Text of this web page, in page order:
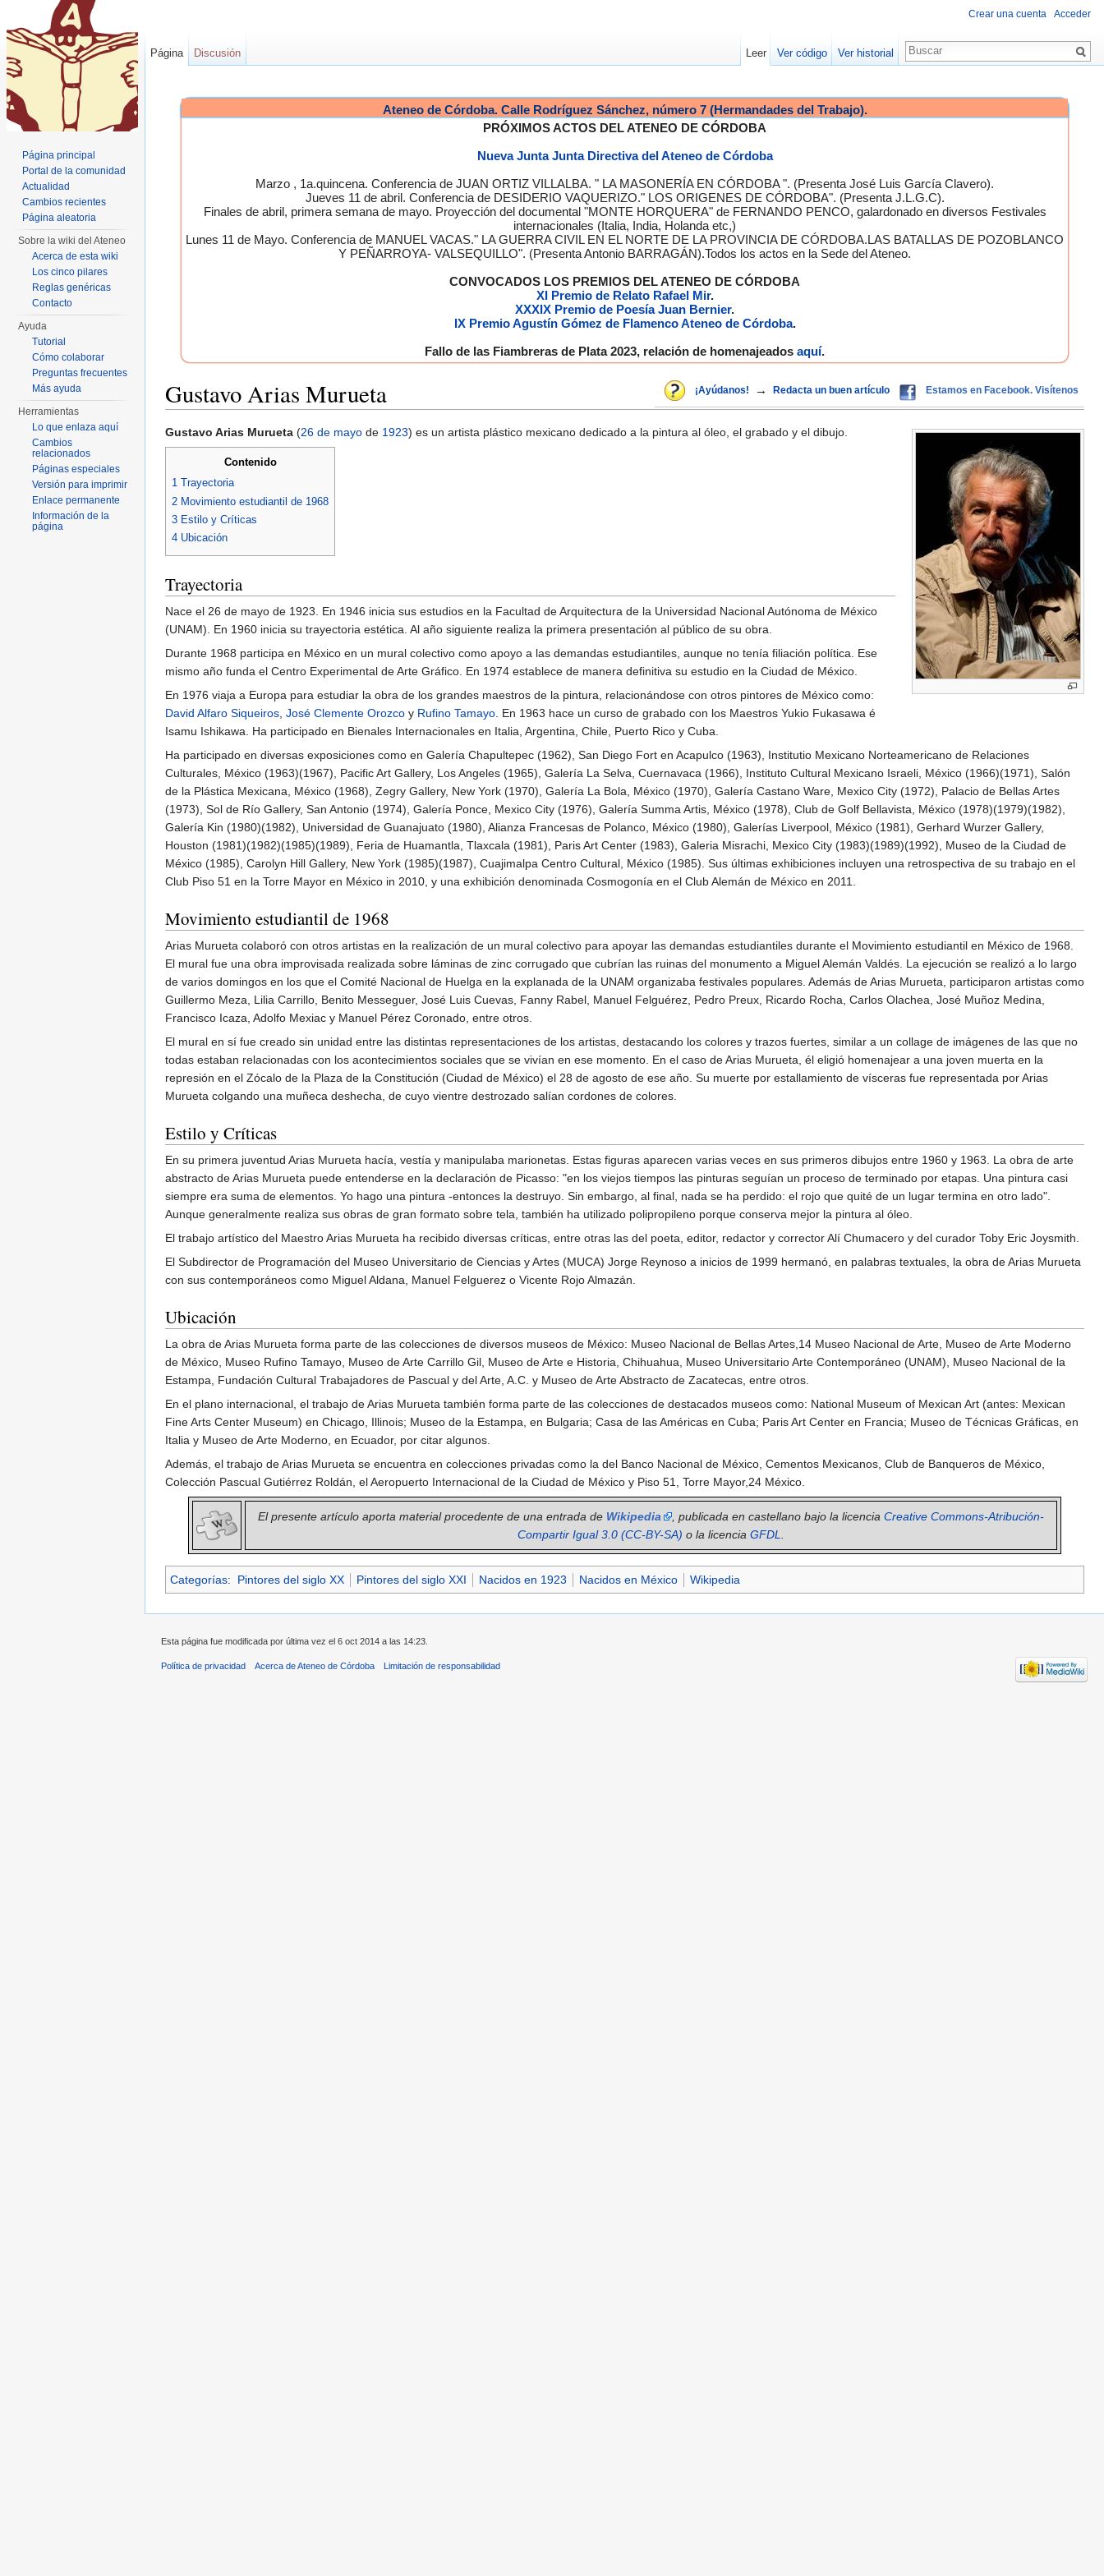
Ateneo de Córdoba. Calle Rodríguez Sánchez, número 7 (Hermandades del Trabajo).
PRÓXIMOS ACTOS DEL ATENEO DE CÓRDOBA
Nueva Junta Junta Directiva del Ateneo de Córdoba
Marzo , 1a.quincena. Conferencia de JUAN ORTIZ VILLALBA. " LA MASONERÍA EN CÓRDOBA ". (Presenta José Luis García Clavero).
Jueves 11 de abril. Conferencia de DESIDERIO VAQUERIZO." LOS ORIGENES DE CÓRDOBA". (Presenta J.L.G.C).
Finales de abril, primera semana de mayo. Proyección del documental "MONTE HORQUERA" de FERNANDO PENCO, galardonado en diversos Festivales
internacionales (Italia, India, Holanda etc,)
Lunes 11 de Mayo. Conferencia de MANUEL VACAS." LA GUERRA CIVIL EN EL NORTE DE LA PROVINCIA DE CÓRDOBA.LAS BATALLAS DE POZOBLANCO
Y PEÑARROYA- VALSEQUILLO". (Presenta Antonio BARRAGÁN).Todos los actos en la Sede del Ateneo.
CONVOCADOS LOS PREMIOS DEL ATENEO DE CÓRDOBA
XI Premio de Relato Rafael Mir.
XXXIX Premio de Poesía Juan Bernier.
IX Premio Agustín Gómez de Flamenco Ateneo de Córdoba.
Fallo de las Fiambreras de Plata 2023, relación de homenajeados aquí.
¡Ayúdanos! → Redacta un buen artículo Estamos en Facebook. Visítenos
Gustavo Arias Murueta
Gustavo Arias Murueta (26 de mayo de 1923) es un artista plástico mexicano dedicado a la pintura al óleo, el grabado y el dibujo.
Contenido
1 Trayectoria
2 Movimiento estudiantil de 1968
3 Estilo y Críticas
4 Ubicación
Trayectoria
Nace el 26 de mayo de 1923. En 1946 inicia sus estudios en la Facultad de Arquitectura de la Universidad Nacional Autónoma de México
(UNAM). En 1960 inicia su trayectoria estética. Al año siguiente realiza la primera presentación al público de su obra.
Durante 1968 participa en México en un mural colectivo como apoyo a las demandas estudiantiles, aunque no tenía filiación política. Ese
mismo año funda el Centro Experimental de Arte Gráfico. En 1974 establece de manera definitiva su estudio en la Ciudad de México.
En 1976 viaja a Europa para estudiar la obra de los grandes maestros de la pintura, relacionándose con otros pintores de México como:
David Alfaro Siqueiros, José Clemente Orozco y Rufino Tamayo. En 1963 hace un curso de grabado con los Maestros Yukio Fukasawa é
Isamu Ishikawa. Ha participado en Bienales Internacionales en Italia, Argentina, Chile, Puerto Rico y Cuba.
Ha participado en diversas exposiciones como en Galería Chapultepec (1962), San Diego Fort en Acapulco (1963), Institutio Mexicano Norteamericano de Relaciones
Culturales, México (1963)(1967), Pacific Art Gallery, Los Angeles (1965), Galería La Selva, Cuernavaca (1966), Instituto Cultural Mexicano Israeli, México (1966)(1971), Salón
de la Plástica Mexicana, México (1968), Zegry Gallery, New York (1970), Galería La Bola, México (1970), Galería Castano Ware, Mexico City (1972), Palacio de Bellas Artes
(1973), Sol de Río Gallery, San Antonio (1974), Galería Ponce, Mexico City (1976), Galería Summa Artis, México (1978), Club de Golf Bellavista, México (1978)(1979)(1982),
Galería Kin (1980)(1982), Universidad de Guanajuato (1980), Alianza Francesas de Polanco, México (1980), Galerías Liverpool, México (1981), Gerhard Wurzer Gallery,
Houston (1981)(1982)(1985)(1989), Feria de Huamantla, Tlaxcala (1981), Paris Art Center (1983), Galeria Misrachi, Mexico City (1983)(1989)(1992), Museo de la Ciudad de
México (1985), Carolyn Hill Gallery, New York (1985)(1987), Cuajimalpa Centro Cultural, México (1985). Sus últimas exhibiciones incluyen una retrospectiva de su trabajo en el
Club Piso 51 en la Torre Mayor en México in 2010, y una exhibición denominada Cosmogonía en el Club Alemán de México en 2011.
Movimiento estudiantil de 1968
Arias Murueta colaboró con otros artistas en la realización de un mural colectivo para apoyar las demandas estudiantiles durante el Movimiento estudiantil en México de 1968.
El mural fue una obra improvisada realizada sobre láminas de zinc corrugado que cubrían las ruinas del monumento a Miguel Alemán Valdés. La ejecución se realizó a lo largo
de varios domingos en los que el Comité Nacional de Huelga en la explanada de la UNAM organizaba festivales populares. Además de Arias Murueta, participaron artistas como
Guillermo Meza, Lilia Carrillo, Benito Messeguer, José Luis Cuevas, Fanny Rabel, Manuel Felguérez, Pedro Preux, Ricardo Rocha, Carlos Olachea, José Muñoz Medina,
Francisco Icaza, Adolfo Mexiac y Manuel Pérez Coronado, entre otros.
El mural en sí fue creado sin unidad entre las distintas representaciones de los artistas, destacando los colores y trazos fuertes, similar a un collage de imágenes de las que no
todas estaban relacionadas con los acontecimientos sociales que se vivían en ese momento. En el caso de Arias Murueta, él eligió homenajear a una joven muerta en la
represión en el Zócalo de la Plaza de la Constitución (Ciudad de México) el 28 de agosto de ese año. Su muerte por estallamiento de vísceras fue representada por Arias
Murueta colgando una muñeca deshecha, de cuyo vientre destrozado salían cordones de colores.
Estilo y Críticas
En su primera juventud Arias Murueta hacía, vestía y manipulaba marionetas. Estas figuras aparecen varias veces en sus primeros dibujos entre 1960 y 1963. La obra de arte
abstracto de Arias Murueta puede entenderse en la declaración de Picasso: "en los viejos tiempos las pinturas seguían un proceso de terminado por etapas. Una pintura casi
siempre era suma de elementos. Yo hago una pintura -entonces la destruyo. Sin embargo, al final, nada se ha perdido: el rojo que quité de un lugar termina en otro lado".
Aunque generalmente realiza sus obras de gran formato sobre tela, también ha utilizado polipropileno porque conserva mejor la pintura al óleo.
El trabajo artístico del Maestro Arias Murueta ha recibido diversas críticas, entre otras las del poeta, editor, redactor y corrector Alí Chumacero y del curador Toby Eric Joysmith.
El Subdirector de Programación del Museo Universitario de Ciencias y Artes (MUCA) Jorge Reynoso a inicios de 1999 hermanó, en palabras textuales, la obra de Arias Murueta
con sus contemporáneos como Miguel Aldana, Manuel Felguerez o Vicente Rojo Almazán.
Ubicación
La obra de Arias Murueta forma parte de las colecciones de diversos museos de México: Museo Nacional de Bellas Artes,14 Museo Nacional de Arte, Museo de Arte Moderno
de México, Museo Rufino Tamayo, Museo de Arte Carrillo Gil, Museo de Arte e Historia, Chihuahua, Museo Universitario Arte Contemporáneo (UNAM), Museo Nacional de la
Estampa, Fundación Cultural Trabajadores de Pascual y del Arte, A.C. y Museo de Arte Abstracto de Zacatecas, entre otros.
En el plano internacional, el trabajo de Arias Murueta también forma parte de las colecciones de destacados museos como: National Museum of Mexican Art (antes: Mexican
Fine Arts Center Museum) en Chicago, Illinois; Museo de la Estampa, en Bulgaria; Casa de las Américas en Cuba; Paris Art Center en Francia; Museo de Técnicas Gráficas, en
Italia y Museo de Arte Moderno, en Ecuador, por citar algunos.
Además, el trabajo de Arias Murueta se encuentra en colecciones privadas como la del Banco Nacional de México, Cementos Mexicanos, Club de Banqueros de México,
Colección Pascual Gutiérrez Roldán, el Aeropuerto Internacional de la Ciudad de México y Piso 51, Torre Mayor,24 México.
El presente artículo aporta material procedente de una entrada de Wikipedia , publicada en castellano bajo la licencia Creative Commons-Atribución-
Compartir Igual 3.0 (CC-BY-SA) o la licencia GFDL.
Categorías: Pintores del siglo XX Pintores del siglo XXI Nacidos en 1923 Nacidos en México Wikipedia
Crear una cuenta Acceder
Página Discusión Leer Ver código Ver historial
Página principal
Portal de la comunidad
Actualidad
Cambios recientes
Página aleatoria
Sobre la wiki del Ateneo
Acerca de esta wiki
Los cinco pilares
Reglas genéricas
Contacto
Ayuda
Tutorial
Cómo colaborar
Preguntas frecuentes
Más ayuda
Herramientas
Lo que enlaza aquí
Cambios
relacionados
Páginas especiales
Versión para imprimir
Enlace permanente
Información de la
página
Esta página fue modificada por última vez el 6 oct 2014 a las 14:23.
Política de privacidad Acerca de Ateneo de Córdoba Limitación de responsabilidad